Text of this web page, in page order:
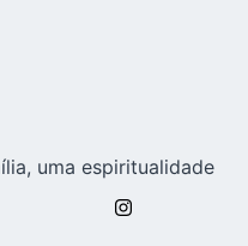
uma espiritualidade